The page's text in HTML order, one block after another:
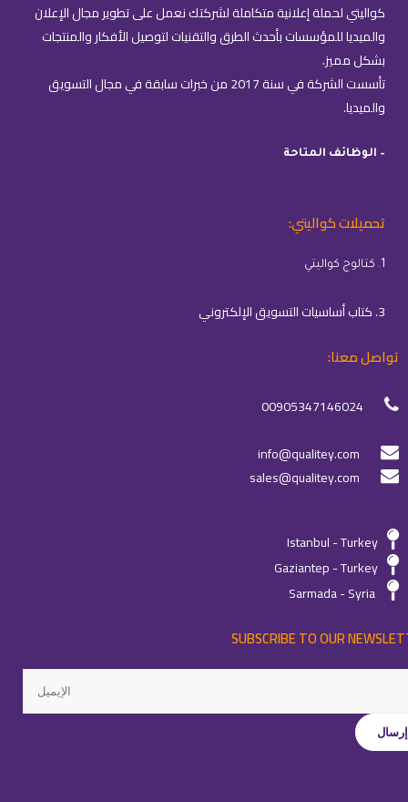
كواليتي لحملة إعلانية متكاملة لشركتك نعمل على تطوير مجال الإعلان
والميديا للمؤسسات بأحدث الطرق والتقنيات لتوصيل الأفكار والمنتجات
بشكل مميز.
تأسست الشركة في سنة 2017 من خبرات سابقة في مجال التسويق
والميديا.
– الوظائف المتاحة
تحميلات كواليتي:
1. كتالوج كواليتي
3. كتاب أساسيات التسويق الإلكتروني
تواصل معنا:
00905347146024
info@qualitey.com
sales@qualitey.com
Istanbul - Turkey
Gaziantep - Turkey
Sarmada - Syria
SUBSCRIBE TO OUR